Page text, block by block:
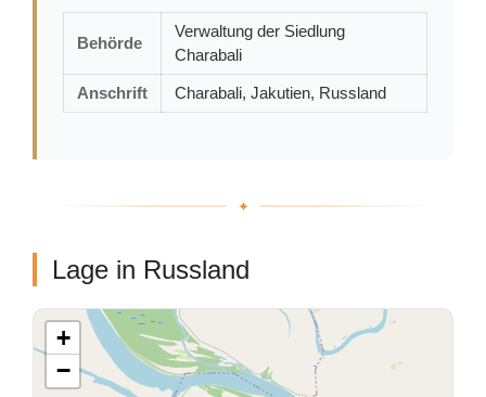
Behörde
Verwaltung der Siedlung
Charabali
Anschrift Charabali, Jakutien, Russland
Lage in Russland
+
−